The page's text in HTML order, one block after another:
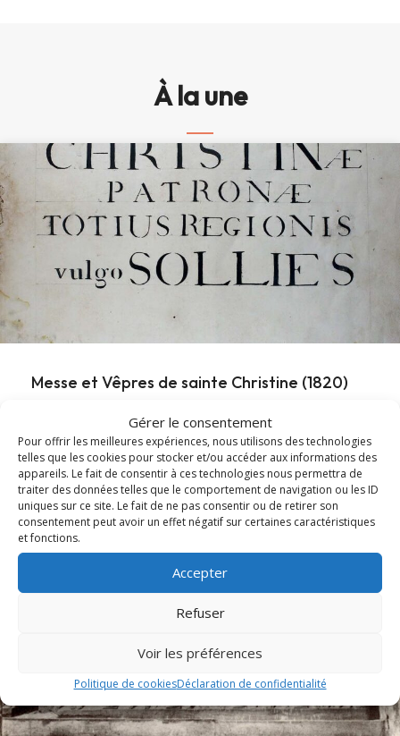
Gérer le consentement
Pour offrir les meilleures expériences, nous utilisons des technologies
telles que les cookies pour stocker et/ou accéder aux informations des
appareils. Le fait de consentir à ces technologies nous permettra de
traiter des données telles que le comportement de navigation ou les ID
uniques sur ce site. Le fait de ne pas consentir ou de retirer son
consentement peut avoir un effet négatif sur certaines caractéristiques
et fonctions.
Accepter
Refuser
Voir les préférences
Politique de cookiesDéclaration de confidentialité
À la une
Messe et Vêpres de sainte Christine (1820)
En l'honneur de sainte Christine, les Archives diocésaines
mettent en ligne l'office ancien de sainte...
Lire cet articleabout Messe et Vêpres de sainte Christine